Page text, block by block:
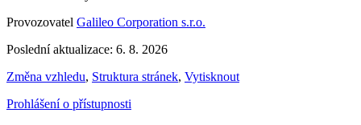
Provozovatel Galileo Corporation s.r.o.
Poslední aktualizace: 6. 8. 2026
Změna vzhledu, Struktura stránek, Vytisknout
Prohlášení o přístupnosti